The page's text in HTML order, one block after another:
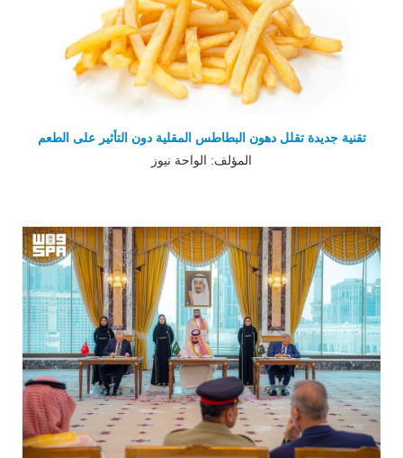
تقنية جديدة تقلل دهون البطاطس المقلية دون التأثير على الطعم
المؤلف: الواحة نيوز